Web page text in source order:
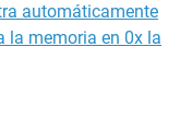
automáticamente
la memoria en 0x la